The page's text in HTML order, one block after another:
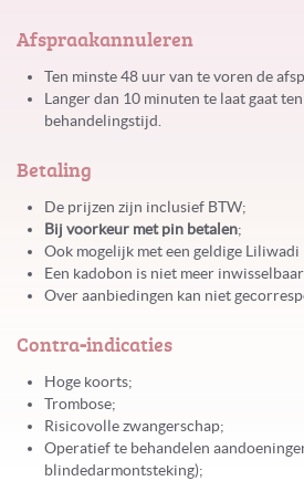
Afspraakannuleren
Ten minste 48 uur van te voren de
Langer dan 10 minuten te laat gaat
behandelingstijd.
Betaling
De prijzen zijn inclusief BTW;
Bij voorkeur met pin betalen;
Ook mogelijk met een geldige Liliwadi
Een kadobon is niet meer
Over aanbiedingen kan niet
Contra-indicaties
Hoge koorts;
Trombose;
Risicovolle zwangerschap;
Operatief te behandelen
blindedarmontsteking);